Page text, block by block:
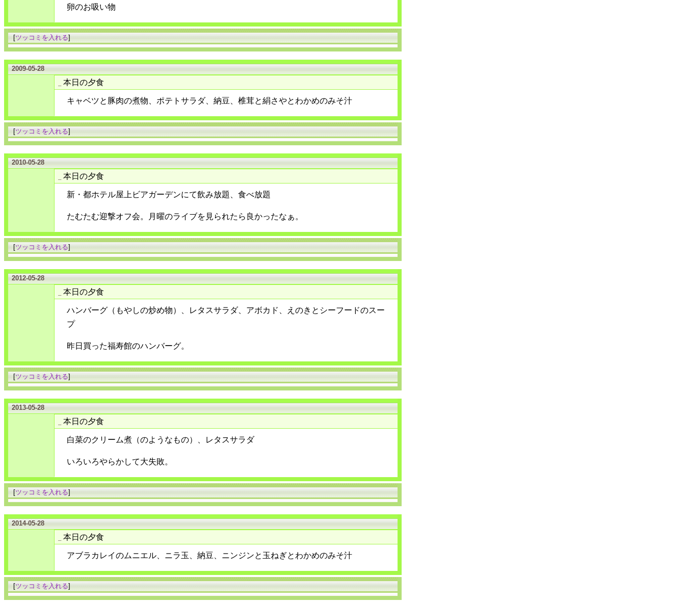
卵のお吸い物
[ツッコミを入れる]
2009-05-28
本日の夕食
キャベツと豚肉の煮物、ポテトサラダ、納豆、椎茸と絹さやとわかめのみそ汁
[ツッコミを入れる]
2010-05-28
本日の夕食
新・都ホテル屋上ビアガーデンにて飲み放題、食べ放題
たむたむ迎撃オフ会。月曜のライブを見られたら良かったなぁ。
[ツッコミを入れる]
2012-05-28
本日の夕食
ハンバーグ（もやしの炒め物）、レタスサラダ、アボカド、えのきとシーフードのスー
プ
昨日買った福寿館のハンバーグ。
[ツッコミを入れる]
2013-05-28
本日の夕食
白菜のクリーム煮（のようなもの）、レタスサラダ
いろいろやらかして大失敗。
[ツッコミを入れる]
2014-05-28
本日の夕食
アブラカレイのムニエル、ニラ玉、納豆、ニンジンと玉ねぎとわかめのみそ汁
[ツッコミを入れる]